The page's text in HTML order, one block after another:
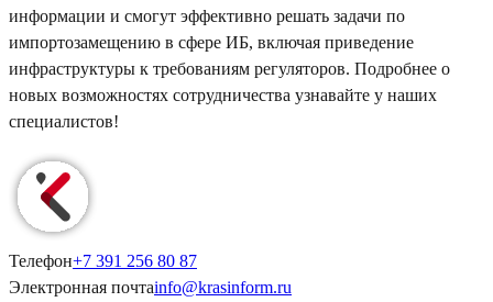
информации и смогут эффективно решать задачи по
импортозамещению в сфере ИБ, включая приведение
инфраструктуры к требованиям регуляторов. Подробнее о
новых возможностях сотрудничества узнавайте у наших
специалистов!
Телефон+7 391 256 80 87
Электронная почтаinfo@krasinform.ru